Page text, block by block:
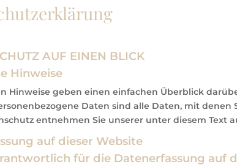
AUF EINEN BLICK
Hinweise
Hinweise geben einen einfachen Überblick
Daten sind alle Daten, mit
entnehmen Sie unserer unter diesem Text
auf dieser Website
für die Datenerfassung auf